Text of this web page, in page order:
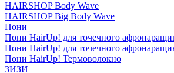
HAIRSHOP Body Wave
HAIRSHOP Big Body Wave
Пони
Пони HairUp! для точечного
Пони HairUp! для точечного
Пони HairUp! Термоволокно
ЗИЗИ